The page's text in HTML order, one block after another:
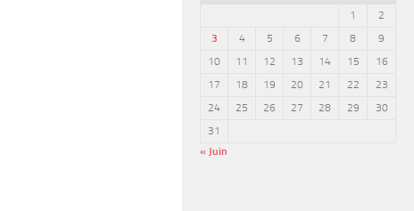
1
2
3
4 5 6 7 8
9
10
11 12 13 14 15
16
17
18 19 20 21 22
23
24
25 26 27 28 29
30
31
« Juin